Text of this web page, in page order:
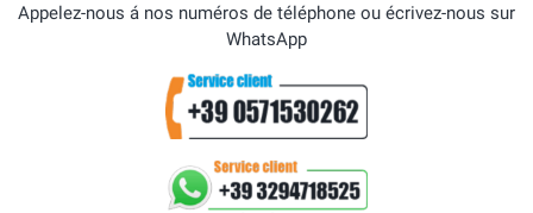
Appelez-nous á nos numéros de téléphone ou écrivez-nous sur
WhatsApp